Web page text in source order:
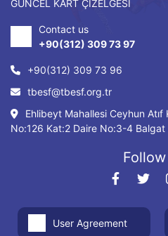
GÜNCEL KART ÇİZELGESİ
Contact us
+90(312) 309 73 97
+90(312) 309 73 96
tbesf@tbesf.org.tr
Ehlibeyt Mahallesi Ceyhun
No:126 Kat:2 Daire No:3-4 Balgat
User Agreement